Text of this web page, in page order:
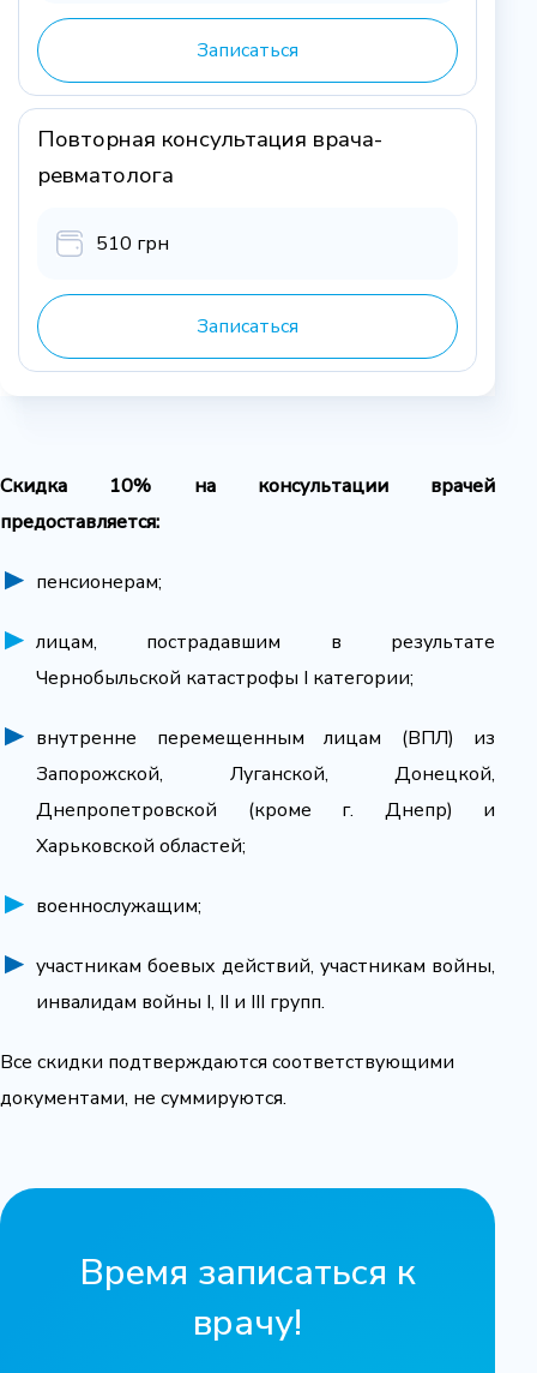
Записаться
Повторная консультация врача-
ревматолога
510 грн
Записаться
Скидка 10% на консультации врачей
предоставляется:
пенсионерам;
лицам, пострадавшим в результате
Чернобыльской катастрофы I категории;
внутренне перемещенным лицам (ВПЛ) из
Запорожской, Луганской, Донецкой,
Днепропетровской (кроме г. Днепр) и
Харьковской областей;
военнослужащим;
участникам боевых действий, участникам войны,
инвалидам войны I, II и III групп.
Все скидки подтверждаются соответствующими
документами, не суммируются.
Время записаться к
врачу!